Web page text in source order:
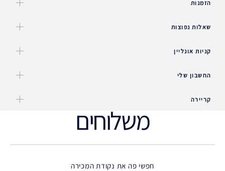
הזמנות
שאלות נפוצות
קניות אונליין
החשבון שלי
קריירה
משלוחים
חפשי פה את נקודת המכירה